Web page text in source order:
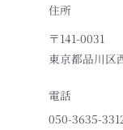
住所
〒141-0031
東京都品川区
電話
050-3635-